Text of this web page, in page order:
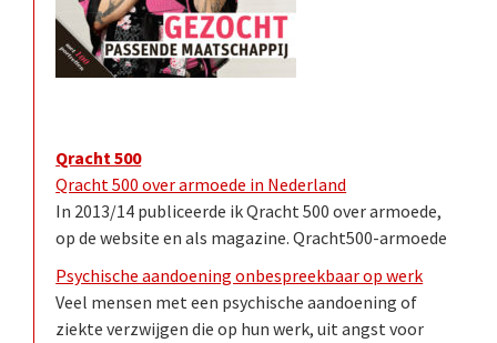
Qracht 500
Qracht 500 over armoede in Nederland
In 2013/14 publiceerde ik Qracht 500 over armoede,
op de website en als magazine. Qracht500-armoede
Psychische aandoening onbespreekbaar op werk
Veel mensen met een psychische aandoening of
ziekte verzwijgen die op hun werk, uit angst voor